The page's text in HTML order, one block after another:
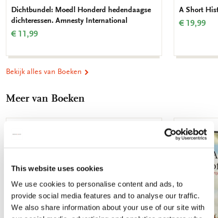
This website uses cookies
We use cookies to personalise content and ads, to
provide social media features and to analyse our traffic.
We also share information about your use of our site with
des 20. Jahrhunderts behandelt. Auteur: P.J. Rietbergen
Geïllustreerd: in kleur Uitvoering: hardcover Taal: Duits Aantal
pagina's: 182 Formaat: 23,6 x 17,3 cm ISBN: 978 906109 3398
Dichtbundel: Moed! Honderd hedendaagse
dichteressen. Amnesty International
€ 11,99
A Short
€ 19,99
Bekijk alles van Boeken
Meer van Boeken
Toevoegen